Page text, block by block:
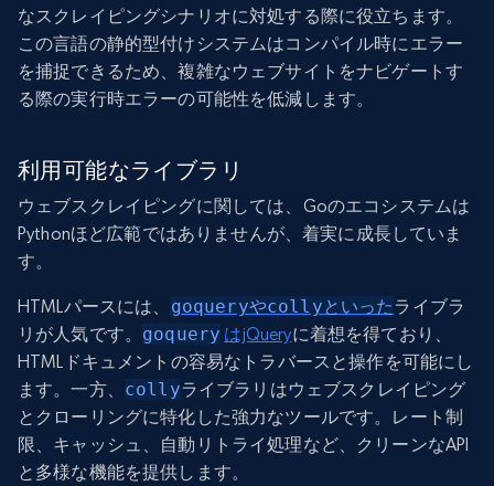
なスクレイピングシナリオに対処する際に役立ちます。
この言語の静的型付けシステムはコンパイル時にエラー
を捕捉できるため、複雑なウェブサイトをナビゲートす
る際の実行時エラーの可能性を低減します。
利用可能なライブラリ
ウェブスクレイピングに関しては、Goのエコシステムは
Pythonほど広範ではありませんが、着実に成長していま
す。
HTMLパースには、 goqueryやcollyといったライブラ
リが人気です。 goquery はjQueryに着想を得ており、
HTMLドキュメントの容易なトラバースと操作を可能にし
ます。一方、 collyライブラリはウェブスクレイピング
とクローリングに特化した強力なツールです。レート制
限、キャッシュ、自動リトライ処理など、クリーンなAPI
と多様な機能を提供します。